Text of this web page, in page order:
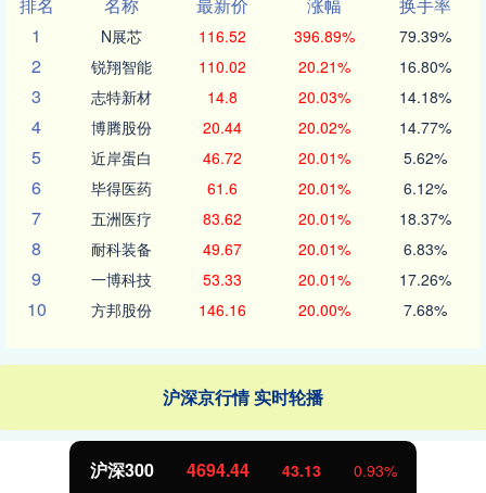
1
N展芯 116.52 396.89% 79.39%
2 锐翔智能 110.02 20.21% 16.80%
3 志特新材 14.8 20.03% 14.18%
4 博腾股份 20.44 20.02% 14.77%
5 近岸蛋白 46.72 20.01% 5.62%
6 毕得医药 61.6 20.01% 6.12%
7 五洲医疗 83.62 20.01% 18.37%
8 耐科装备 49.67 20.01% 6.83%
9 一博科技 53.33 20.01% 17.26%
10 方邦股份 146.16 20.00% 7.68%
沪深京行情 实时轮播
43.13 0.93%